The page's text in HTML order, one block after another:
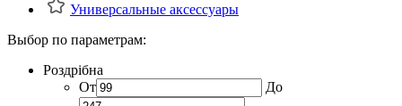
Универсальные аксессуары
Выбор по параметрам:
Роздрібна
От
До